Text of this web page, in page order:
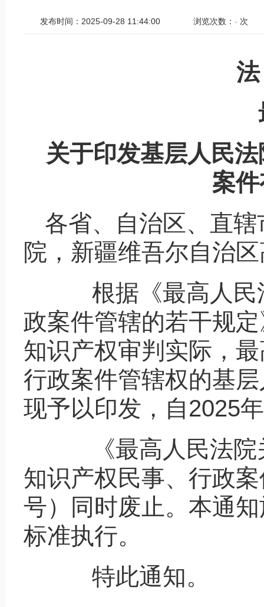
发布时间：2025-09-28 11:44:00 浏览次数： - 次
关于印发基层人民
案
各省、自治区、直
院，新疆维吾尔自治
根据《最高人
政案件管辖的若干规
知识产权审判实际，
行政案件管辖权的基
现予以印发，自2025
《最高人民法
知识产权民事、行政
号）同时废止。本通
标准执行。
特此通知。